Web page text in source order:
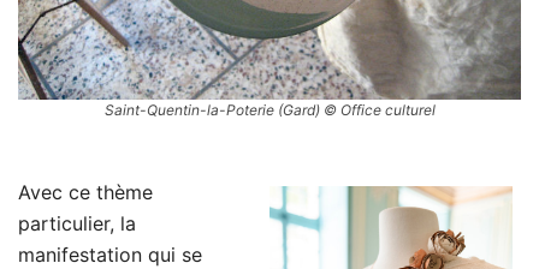
Saint-Quentin-la-Poterie (Gard) © Office culturel
Avec ce thème
particulier, la
manifestation qui se